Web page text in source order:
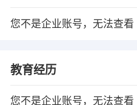
您不是企业账号，无法查看
教育经历
您不是企业账号，无法查看